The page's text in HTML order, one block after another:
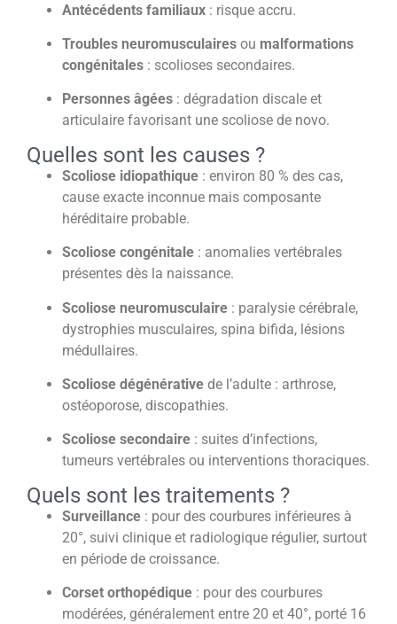
Antécédents familiaux : risque accru.
Troubles neuromusculaires ou malformations
congénitales : scolioses secondaires.
Personnes âgées : dégradation discale et
articulaire favorisant une scoliose de novo.
Quelles sont les causes ?
Scoliose idiopathique : environ 80 % des cas,
cause exacte inconnue mais composante
héréditaire probable.
Scoliose congénitale : anomalies vertébrales
présentes dès la naissance.
Scoliose neuromusculaire : paralysie cérébrale,
dystrophies musculaires, spina bifida, lésions
médullaires.
Scoliose dégénérative de l’adulte : arthrose,
ostéoporose, discopathies.
Scoliose secondaire : suites d’infections,
tumeurs vertébrales ou interventions thoraciques.
Quels sont les traitements ?
Surveillance : pour des courbures inférieures à
20°, suivi clinique et radiologique régulier, surtout
en période de croissance.
Corset orthopédique : pour des courbures
modérées, généralement entre 20 et 40°, porté 16